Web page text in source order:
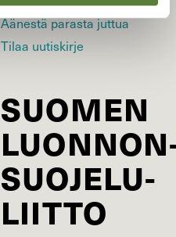
Äänestä parasta juttua
Tilaa uutiskirje
SUOMEN
SUOJELU­
LIITTO